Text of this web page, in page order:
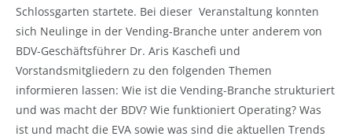
Schlossgarten startete. Bei dieser Veranstaltung konnten
sich Neulinge in der Vending-Branche unter anderem von
BDV-Geschäftsführer Dr. Aris Kaschefi und
Vorstandsmitgliedern zu den folgenden Themen
informieren lassen: Wie ist die Vending-Branche strukturiert
und was macht der BDV? Wie funktioniert Operating? Was
ist und macht die EVA sowie was sind die aktuellen Trends